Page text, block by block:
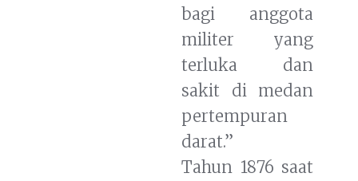
bagi anggota
militer yang
terluka dan
sakit di medan
pertempuran
darat.”
Tahun 1876 saat